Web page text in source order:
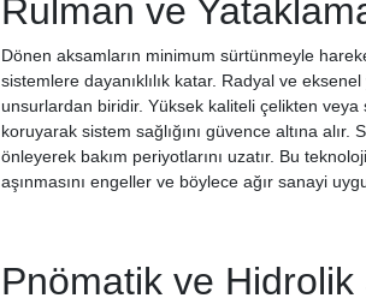
Rulman ve
Dönen aksamların minimum sürtünmeyle
sistemlere dayanıklılık katar. Radyal ve
unsurlardan biridir. Yüksek kaliteli çelikten
koruyarak sistem sağlığını güvence altına alır.
önleyerek bakım periyotlarını uzatır. Bu
aşınmasını engeller ve böylece ağır sanayi
Pnömatik ve